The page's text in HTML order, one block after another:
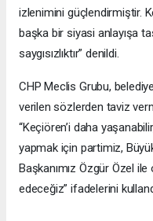
izlenimini güçlendirmiştir.
başka bir siyasi anlayışa
saygısızlıktır” denildi.
CHP Meclis Grubu,
verilen sözlerden taviz
“Keçiören’i daha
yapmak için partimiz,
Başkanımız Özgür Özel
edeceğiz” ifadelerini